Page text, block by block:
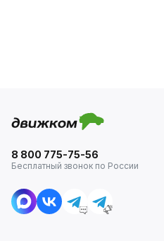
8 800 775-75-56
Бесплатный звонок по России